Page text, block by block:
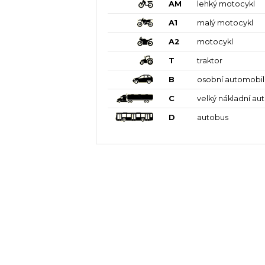
AM lehký motocykl
A1 malý motocykl
A2 motocykl
T traktor
B osobní automobil
C velký nákladní
D autobus